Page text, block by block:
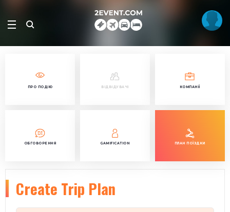
ПРО ПОДІЮ ВІДВІДУВАЧІ КОМПАНІЇ
ОБГОВОРЕННЯ GAMIFICATION ПЛАН ПОЇЗДКИ
Create Trip Plan